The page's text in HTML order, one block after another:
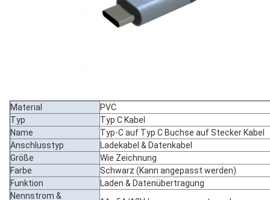
Material
PVC
Typ
Typ C Kabel
Name
Typ-C auf Typ C Buchse auf Stecker Kabel
Anschlusstyp
Ladekabel & Datenkabel
Größe
Wie Zeichnung
Farbe
Schwarz (Kann angepasst werden)
Funktion
Laden & Datenübertragung
Nennstrom &